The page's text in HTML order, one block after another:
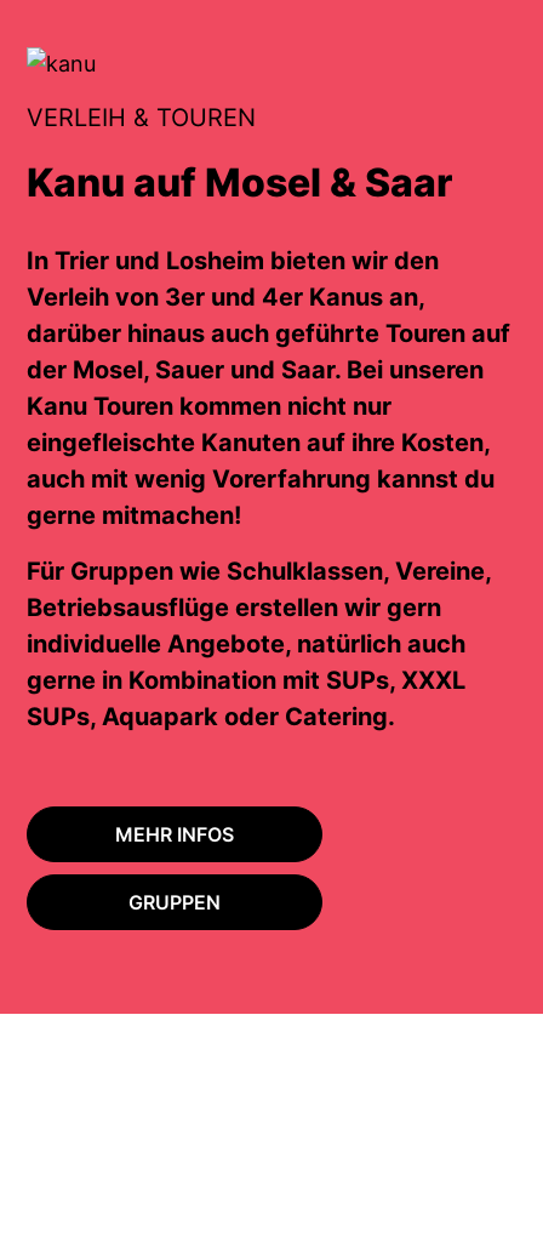
VERLEIH & TOUREN
Kanu auf Mosel & Saar
In Trier und Losheim bieten wir den
Verleih von 3er und 4er Kanus an,
darüber hinaus auch geführte Touren auf
der Mosel, Sauer und Saar. Bei unseren
Kanu Touren kommen nicht nur
eingefleischte Kanuten auf ihre Kosten,
auch mit wenig Vorerfahrung kannst du
gerne mitmachen!
Für Gruppen wie Schulklassen, Vereine,
Betriebsausflüge erstellen wir gern
individuelle Angebote, natürlich auch
gerne in Kombination mit SUPs, XXXL
SUPs, Aquapark oder Catering.
MEHR INFOS
GRUPPEN